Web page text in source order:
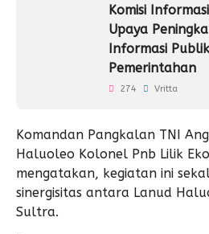
Komisi
Upaya
Informasi
Pemerintahan
274 Vritta
Komandan Pangkalan TNI
Haluoleo Kolonel Pnb Lilik
mengatakan, kegiatan ini
sinergisitas antara Lanud
Sultra.